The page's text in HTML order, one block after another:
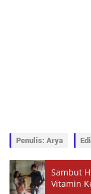
Penulis: Arya
Sambut
Vitamin